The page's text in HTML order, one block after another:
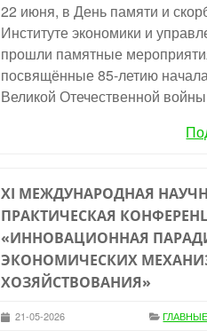
22 июня, в День памяти и
Институте экономики и
прошли памятные
посвящённые 85-летию
Великой Отечественной
XI МЕЖДУНАРОДНАЯ
ПРАКТИЧЕСКАЯ
«ИННОВАЦИОННАЯ
ЭКОНОМИЧЕСКИХ
ХОЗЯЙСТВОВАНИЯ»
21-05-2026